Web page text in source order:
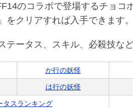
のコラボで登場するチョコ
をクリアすれば入手できます
テータス、スキル、必殺技な
か行の妖怪
は行の妖怪
タスランキング